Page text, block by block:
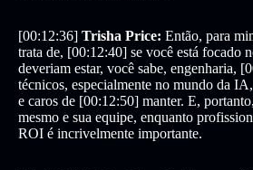
[00:12:36] Trisha Price: Então, para
trata de, [00:12:40] se você está focado
deveriam estar, você sabe, engenharia,
técnicos, especialmente no mundo da
e caros de [00:12:50] manter. E,
mesmo e sua equipe, enquanto
ROI é incrivelmente importante.